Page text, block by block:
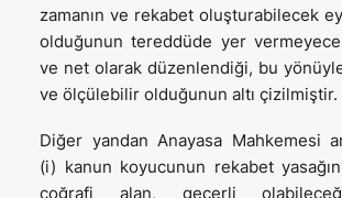
zamanın ve rekabet oluşturabilecek
olduğunun tereddüde yer
ve net olarak düzenlendiği, bu
ve ölçülebilir olduğunun altı çizilmiştir.
Diğer yandan Anayasa Mahkemesi
(i) kanun koyucunun rekabet
coğrafi alan, geçerli